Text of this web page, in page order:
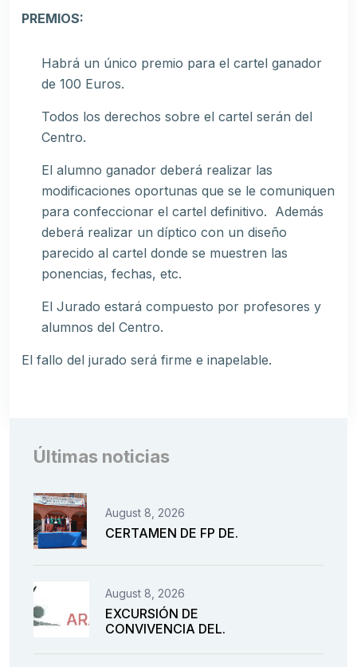
PREMIOS:
Habrá un único premio para el cartel ganador
de 100 Euros.
Todos los derechos sobre el cartel serán del
Centro.
El alumno ganador deberá realizar las
modificaciones oportunas que se le comuniquen
para confeccionar el cartel definitivo. Además
deberá realizar un díptico con un diseño
parecido al cartel donde se muestren las
ponencias, fechas, etc.
El Jurado estará compuesto por profesores y
alumnos del Centro.
El fallo del jurado será firme e inapelable.
Últimas noticias
August 8, 2026
CERTAMEN DE FP DE.
August 8, 2026
EXCURSIÓN DE
CONVIVENCIA DEL.